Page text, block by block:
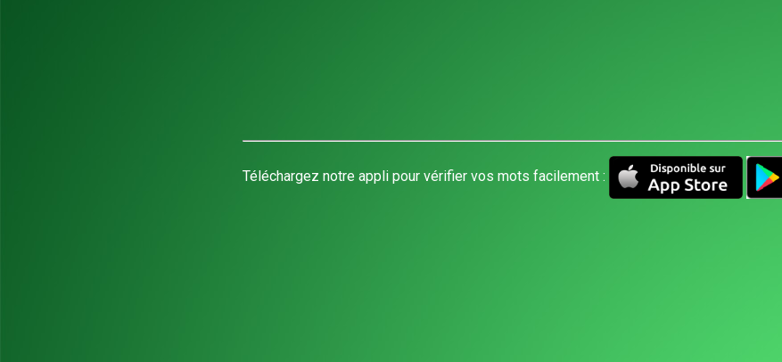
Téléchargez notre appli pour vérifier vos mots facilement :